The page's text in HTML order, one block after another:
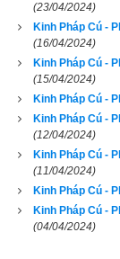
Gìn an vui, hạnh
Như hồ sâu
Không gì khuấy
tịnh thanh.
83. Bậc hiền trí
Người tịnh
(23/04/2024)
Kinh Pháp Cú -
(16/04/2024)
Kinh Pháp Cú -
(15/04/2024)
Kinh Pháp Cú -
Kinh Pháp Cú -
(12/04/2024)
Kinh Pháp Cú -
(11/04/2024)
Kinh Pháp Cú -
Kinh Pháp Cú -
(04/04/2024)